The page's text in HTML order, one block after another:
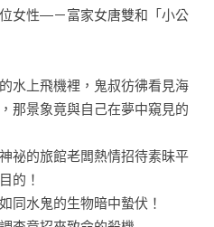
女性—－富家女唐雙和「小公
水上飛機裡，鬼叔彷彿看見海
那景象竟與自己在夢中窺見的
祕的旅館老闆熱情招待素昧平
的！
同水鬼的生物暗中蟄伏！